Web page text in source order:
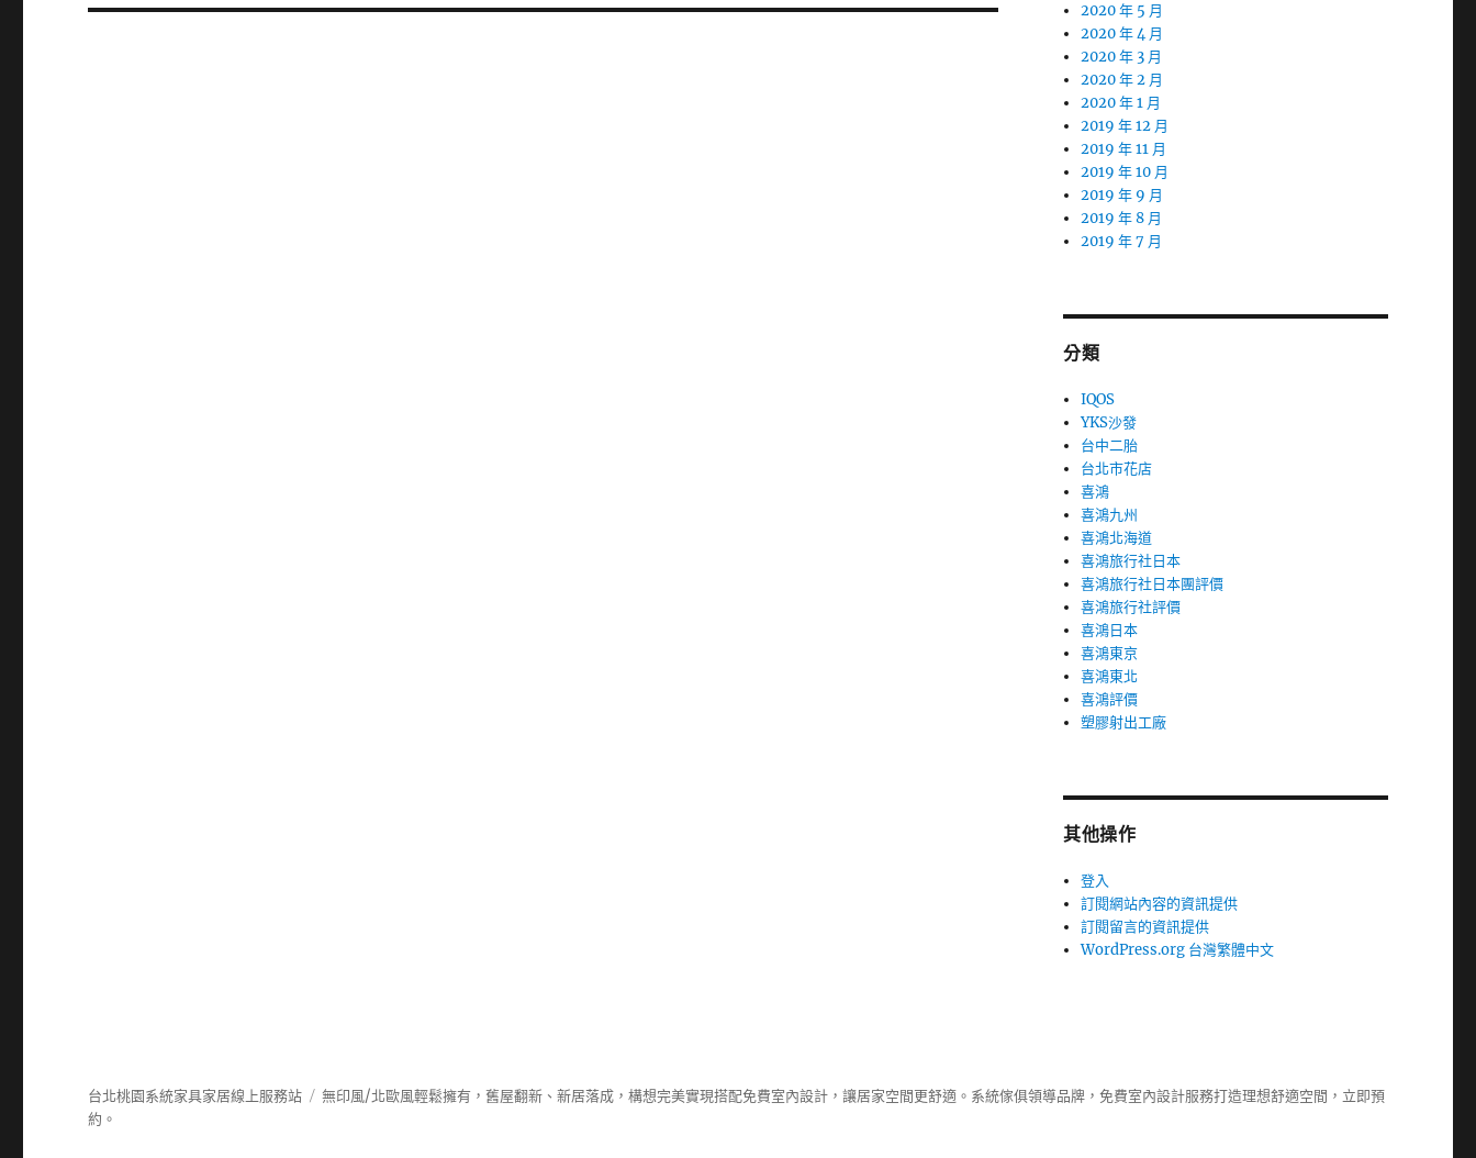
篇
2020 年 5 月
2020 年 4 月
2020 年 3 月
2020 年 2 月
2020 年 1 月
2019 年 12 月
2019 年 11 月
2019 年 10 月
2019 年 9 月
2019 年 8 月
2019 年 7 月
分類
IQOS
YKS沙發
台中二胎
台北市花店
喜鴻
喜鴻九州
喜鴻北海道
喜鴻旅行社日本
喜鴻旅行社日本團評價
喜鴻旅行社評價
喜鴻日本
喜鴻東京
喜鴻東北
喜鴻評價
塑膠射出工廠
其他操作
登入
訂閱網站內容的資訊提供
訂閱留言的資訊提供
WordPress.org 台灣繁體中文
台北桃園系統家具家居線上服務站 無印風/北歐風輕鬆擁有，舊屋翻新、新居落成，構想完美實現搭配免費室內設計，讓居家空間更舒適。 系統傢俱領導品牌，免費室內設計服務打造理想舒適空間，立即預
約。